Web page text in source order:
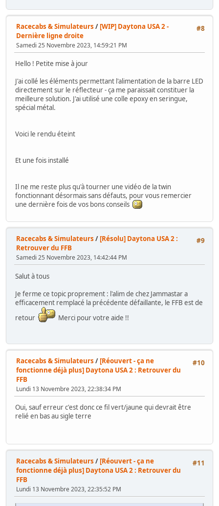
#8
Racecabs & Simulateurs / [WIP] Daytona USA 2 -
Dernière ligne droite
Samedi 25 Novembre 2023, 14:59:21 PM
Hello ! Petite mise à jour
J'ai collé les éléments permettant l'alimentation de la barre LED
directement sur le réflecteur - ça me paraissait constituer la
meilleure solution. J'ai utilisé une colle epoxy en seringue,
spécial métal.
Voici le rendu éteint
Et une fois installé
Il ne me reste plus qu'à tourner une vidéo de la twin
fonctionnant désormais sans défauts, pour vous remercier
une dernière fois de vos bons conseils
#9
Racecabs & Simulateurs / [Résolu] Daytona USA 2 :
Retrouver du FFB
Samedi 25 Novembre 2023, 14:42:44 PM
Salut à tous
Je ferme ce topic proprement : l'alim de chez Jammastar a
efficacement remplacé la précédente défaillante, le FFB est de
retour
Merci pour votre aide !!
#10
Racecabs & Simulateurs / [Réouvert - ça ne
fonctionne déjà plus] Daytona USA 2 : Retrouver du
FFB
Lundi 13 Novembre 2023, 22:38:34 PM
Oui, sauf erreur c'est donc ce fil vert/jaune qui devrait être
relié en bas au sigle terre
#11
Racecabs & Simulateurs / [Réouvert - ça ne
fonctionne déjà plus] Daytona USA 2 : Retrouver du
FFB
Lundi 13 Novembre 2023, 22:35:52 PM